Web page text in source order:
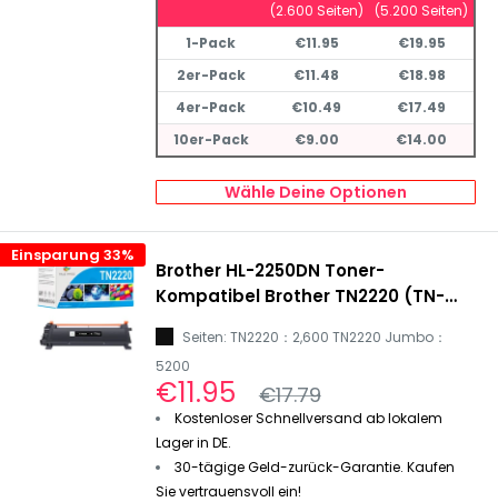
(2.600 Seiten)
(5.200 Seiten)
1-Pack
€11.95
€19.95
2er-Pack
€11.48
€18.98
4er-Pack
€10.49
€17.49
10er-Pack
€9.00 €14.00
Wähle Deine Optionen
Einsparung 33%
Brother HL-2250DN Toner-
Kompatibel Brother TN2220 (TN-
Seiten: TN2220：2,600 TN2220 Jumbo：
5200
Sonderpreis
€11.95 Normalpreis
€17.79
Kostenloser Schnellversand ab lokalem
Lager in DE.
30-tägige Geld-zurück-Garantie. Kaufen
Sie vertrauensvoll ein!